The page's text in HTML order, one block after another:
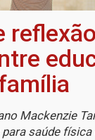
Mackenzie
saúde